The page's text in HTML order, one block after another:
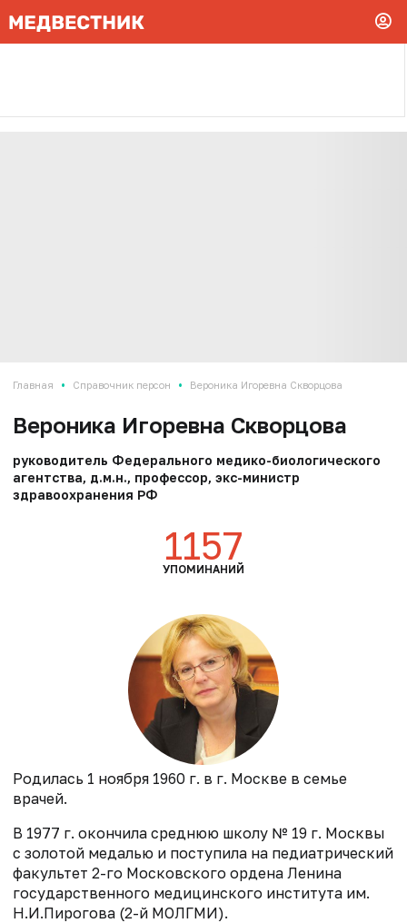
Главная • Справочник персон • Вероника Игоревна Скворцова
Вероника Игоревна Скворцова
руководитель Федерального медико-биологического
агентства, д.м.н., профессор, экс-министр
здравоохранения РФ
1157
УПОМИНАНИЙ
Родилась 1 ноября 1960 г. в г. Москве в семье
врачей.
В 1977 г. окончила среднюю школу № 19 г. Москвы
с золотой медалью и поступила на педиатрический
факультет 2-го Московского ордена Ленина
государственного медицинского института им.
Н.И.Пирогова (2-й МОЛГМИ).